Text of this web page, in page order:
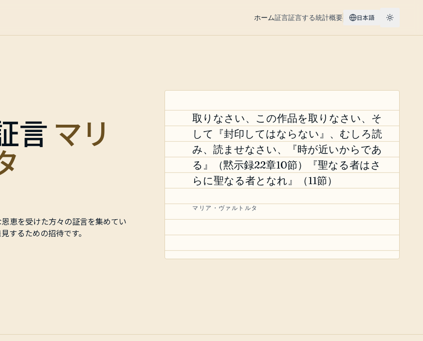
ホーム証言証言する統計概要 日本語
言マリ
恵を受けた方々の証言を集めてい
するための招待です。
取りなさい、この作品を取りなさい、そ
して『封印してはならない』、むしろ読
み、読ませなさい、『時が近いからであ
る』（黙示録22章10節）『聖なる者はさ
らに聖なる者となれ』（11節）
マリア・ヴァルトルタ